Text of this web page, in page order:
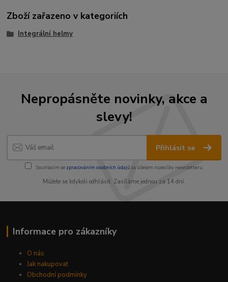
Zboží zařazeno v kategoriích
Integrální helmy
Nepropásněte novinky, akce a
slevy!
Přihlásit se
Souhlasím se zpracováním osobních údajůza účelem rozesílky newsletteru.
Můžete se kdykoli odhlásit. Zasíláme jednou za 14 dní.
Informace pro zákazníky
O nás
Jak nakupovat
Obchodní podmínky